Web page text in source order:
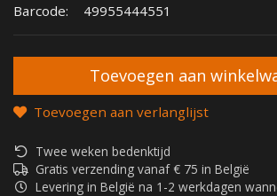
Barcode:
49955444551
Toevoegen aan verlanglijst
Twee weken bedenktijd
Gratis verzending vanaf € 75 in België
Levering in België na 1-2 werkdagen